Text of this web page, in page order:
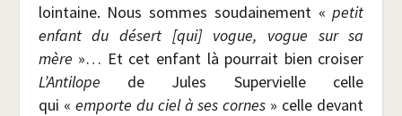
loin­taine. Nous sommes sou­dai­ne­ment «petit
enfant du désert [qui] vogue, vogue sur sa
mère »… Et cet enfant là pour­rait bien croi­ser
L’Antilope de Jules Super­vielle celle
qui « emporte du ciel à ses cornes » celle devant